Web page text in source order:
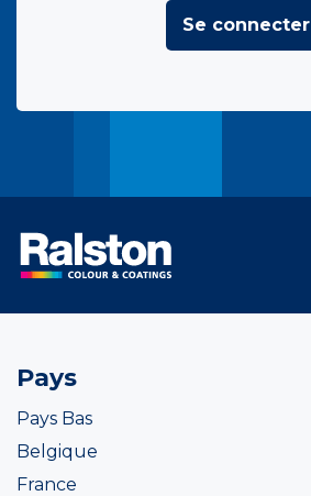
Se connecter
Pays
Pays Bas
Belgique
France